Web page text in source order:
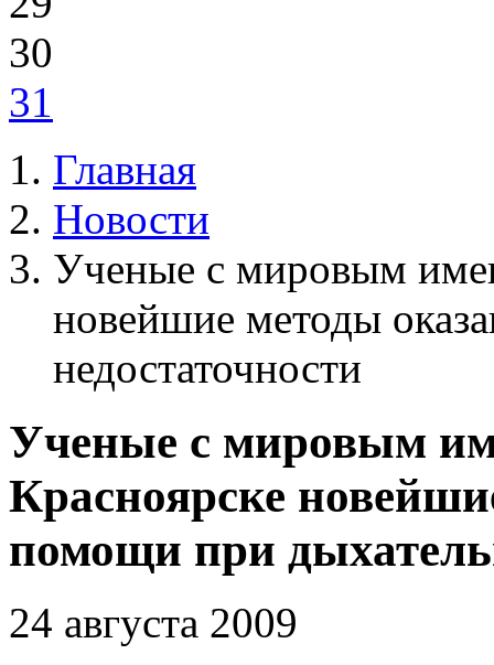
30
31
Главная
Новости
Ученые с мировым
новейшие методы
недостаточности
Ученые с мировым
Красноярске
помощи при
24 августа 2009